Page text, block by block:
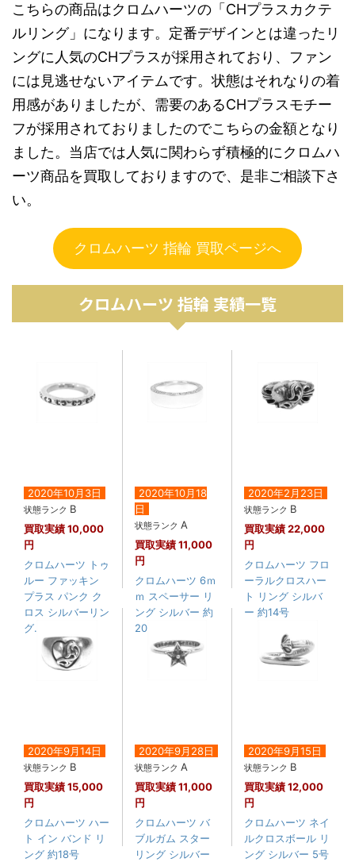
こちらの商品はクロムハーツの「CHプラスカクテ
ルリング」になります。定番デザインとは違ったリ
ングに人気のCHプラスが採用されており、ファン
には見逃せないアイテムです。状態はそれなりの着
用感がありましたが、需要のあるCHプラスモチー
フが採用されておりましたのでこちらの金額となり
ました。当店では人気に関わらず積極的にクロムハ
ーツ商品を買取しておりますので、是非ご相談下さ
い。
クロムハーツ 指輪 買取ページへ
クロムハーツ 指輪 実績一覧
2020年10月3日
状態ランク B
買取実績10,000
円
クロムハーツ トゥ
ルー ファッキン
プラス パンク ク
ロス シルバーリン
グ....
2020年10月18
日
状態ランクA
買取実績11,000
円
クロムハーツ 6ｍ
ｍ スペーサー リ
ング シルバー 約
20号
2020年2月23日
状態ランク B
買取実績22,000
円
クロムハーツ フロ
ーラルクロスハー
ト リング シルバ
ー 約14号
2020年9月14日
状態ランク B
買取実績15,000
円
クロムハーツ ハー
ト イン バンド リ
ング 約18号
2020年9月28日
状態ランクA
買取実績11,000
円
クロムハーツ バ
ブルガム スター
リング シルバー
2020年9月15日
状態ランク B
買取実績12,000
円
クロムハーツ ネイ
ルクロスボール リ
ング シルバー 5号